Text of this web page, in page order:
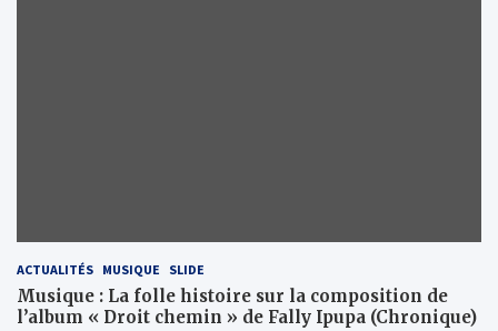
ACTUALITÉS MUSIQUE SLIDE
Musique : La folle histoire sur la composition de
l’album « Droit chemin » de Fally Ipupa (Chronique)